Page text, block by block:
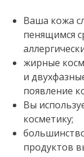
Ваша кожа
пенящимся
жирные
и
появление
Вы
косметику;
продуктов